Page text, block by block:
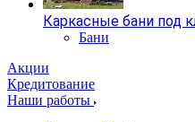
Каркасные бани под
Бани
Акции
Кредитование
Наши работы